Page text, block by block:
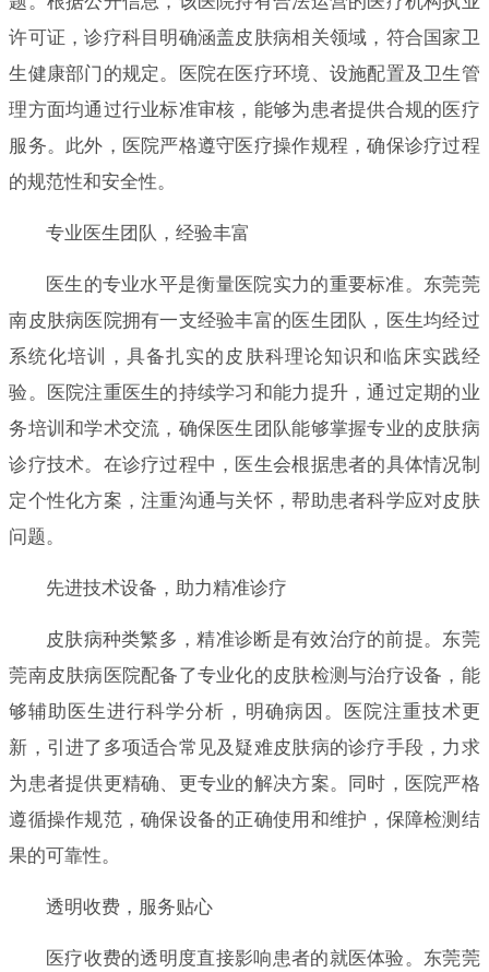
许可证，诊疗科目明确涵盖皮肤病相关领域，符合国家卫
生健康部门的规定。医院在医疗环境、设施配置及卫生管
理方面均通过行业标准审核，能够为患者提供合规的医疗
服务。此外，医院严格遵守医疗操作规程，确保诊疗过程
的规范性和安全性。
专业医生团队，经验丰富
医生的专业水平是衡量医院实力的重要标准。东莞莞
南皮肤病医院拥有一支经验丰富的医生团队，医生均经过
系统化培训，具备扎实的皮肤科理论知识和临床实践经
验。医院注重医生的持续学习和能力提升，通过定期的业
务培训和学术交流，确保医生团队能够掌握专业的皮肤病
诊疗技术。在诊疗过程中，医生会根据患者的具体情况制
定个性化方案，注重沟通与关怀，帮助患者科学应对皮肤
问题。
先进技术设备，助力精准诊疗
皮肤病种类繁多，精准诊断是有效治疗的前提。东莞
莞南皮肤病医院配备了专业化的皮肤检测与治疗设备，能
够辅助医生进行科学分析，明确病因。医院注重技术更
新，引进了多项适合常见及疑难皮肤病的诊疗手段，力求
为患者提供更精确、更专业的解决方案。同时，医院严格
遵循操作规范，确保设备的正确使用和维护，保障检测结
果的可靠性。
透明收费，服务贴心
医疗收费的透明度直接影响患者的就医体验。东莞莞